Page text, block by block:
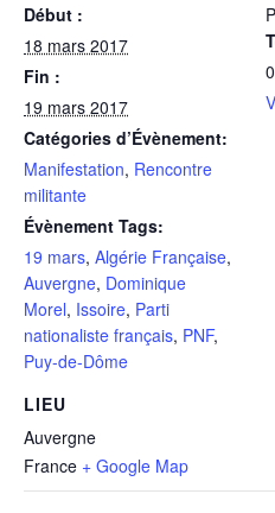
Début :
18 mars 2017
Fin :
19 mars 2017
Catégories d’Évènement:
Manifestation, Rencontre
militante
Évènement Tags:
19 mars, Algérie Française,
Auvergne, Dominique
Morel, Issoire, Parti
nationaliste français, PNF,
Puy-de-Dôme
LIEU
Auvergne
France + Google Map